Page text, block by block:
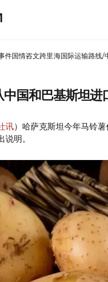
件国情咨文跨里海国际运输路线/
国和巴基斯坦
讯）哈萨克斯坦今年马铃
明。